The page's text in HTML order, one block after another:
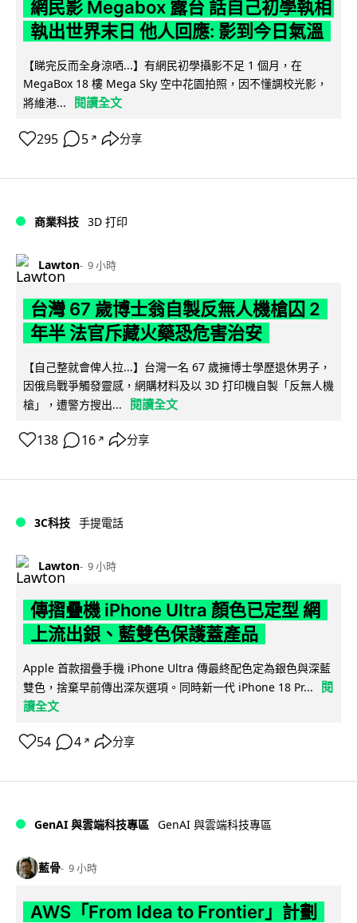
網民影 Megabox 露台 話自己初學執相
執出世界末日 他人回應: 影到今日氣溫
【睇完反而全身涼哂...】有網民初學攝影不足 1 個月，在
MegaBox 18 樓 Mega Sky 空中花園拍照，因不懂調校光影，
將維港...
閱讀全文
295 5 ↗ 分享
商業科技 3D 打印
Lawton 9 小時
台灣 67 歲博士翁自製反無人機槍囚 2
年半 法官斥藏火藥恐危害治安
【自己整就會俾人拉...】台灣一名 67 歲擁博士學歷退休男子，
因俄烏戰爭觸發靈感，網購材料及以 3D 打印機自製「反無人機
槍」，遭警方搜出...
閱讀全文
138 16 ↗ 分享
3C科技 手提電話
Lawton 9 小時
傳摺疊機 iPhone Ultra 顏色已定型 網
上流出銀、藍雙色保護蓋產品
Apple 首款摺疊手機 iPhone Ultra 傳最終配色定為銀色與深藍
雙色，捨棄早前傳出深灰選項。同時新一代 iPhone 18 Pr...
閱
讀全文
54 4 ↗ 分享
GenAI 與雲端科技專區 GenAI 與雲端科技專區
藍骨 9 小時
AWS「From Idea to Frontier」計劃